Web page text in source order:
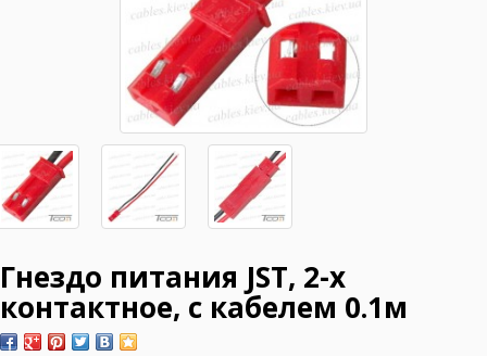
Гнездо питания JST, 2-х
контактное, с кабелем 0.1м